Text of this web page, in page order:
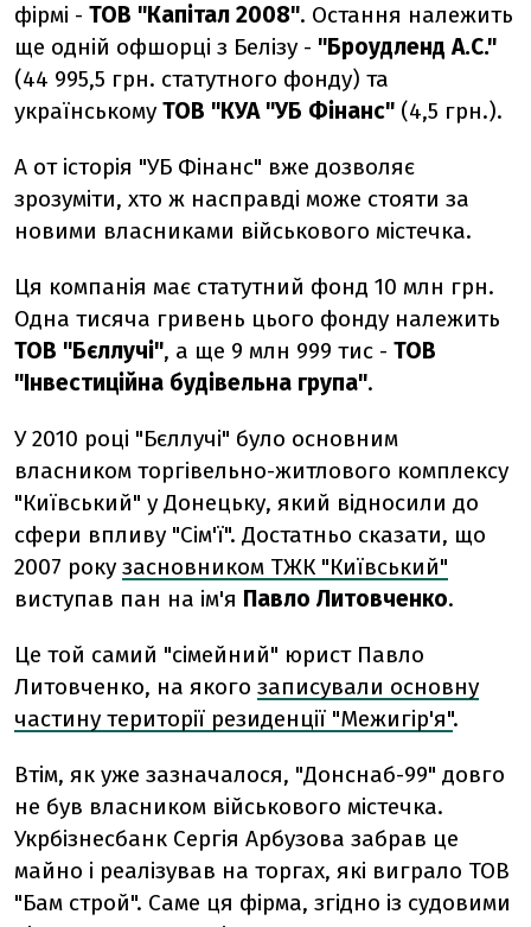
фірмі - ТОВ "Капітал 2008". Остання належить
ще одній офшорці з Белізу - "Броудленд А.С."
(44 995,5 грн. статутного фонду) та
українському ТОВ "КУА "УБ Фінанс" (4,5 грн.).
А от історія "УБ Фінанс" вже дозволяє
зрозуміти, хто ж насправді може стояти за
новими власниками військового містечка.
Ця компанія має статутний фонд 10 млн грн.
Одна тисяча гривень цього фонду належить
ТОВ "Бєллучі", а ще 9 млн 999 тис - ТОВ
"Інвестиційна будівельна група".
У 2010 році "Бєллучі" було основним
власником торгівельно-житлового комплексу
"Київський" у Донецьку, який відносили до
сфери впливу "Сім'ї". Достатньо сказати, що
2007 року засновником ТЖК "Київський"
виступав пан на ім'я Павло Литовченко.
Це той самий "сімейний" юрист Павло
Литовченко, на якого записували основну
частину території резиденції "Межигір'я".
Втім, як уже зазначалося, "Донснаб-99" довго
не був власником військового містечка.
Укрбізнесбанк Сергія Арбузова забрав це
майно і реалізував на торгах, які виграло ТОВ
"Бам строй". Саме ця фірма, згідно із судовими